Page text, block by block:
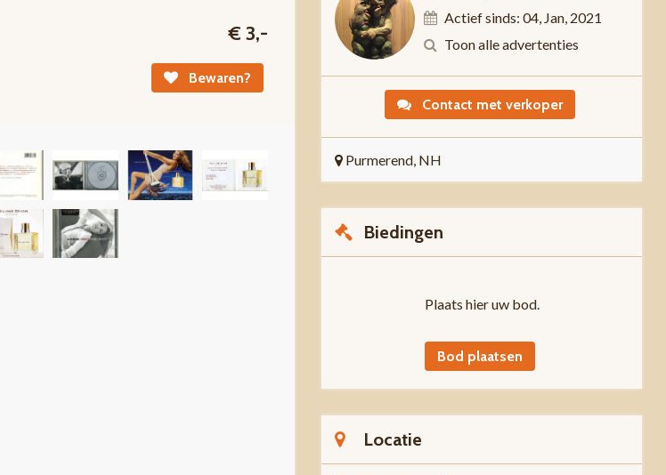
€ 3,-
Bewaren?
Actief sinds: 04, Jan, 2021
Toon alle advertenties
Contact met verkoper
Purmerend, NH
Biedingen
Plaats hier uw bod.
Bod plaatsen
Locatie